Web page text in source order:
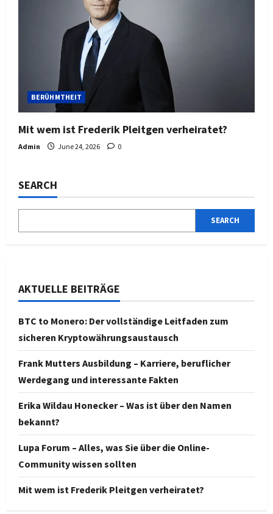
BERÜHMTHEIT
Mit wem ist Frederik Pleitgen verheiratet?
Admin June 24, 2026 0
SEARCH
SEARCH
AKTUELLE BEITRÄGE
BTC to Monero: Der vollständige Leitfaden zum
sicheren Kryptowährungsaustausch
Frank Mutters Ausbildung – Karriere, beruflicher
Werdegang und interessante Fakten
Erika Wildau Honecker – Was ist über den Namen
bekannt?
Lupa Forum – Alles, was Sie über die Online-
Community wissen sollten
Mit wem ist Frederik Pleitgen verheiratet?